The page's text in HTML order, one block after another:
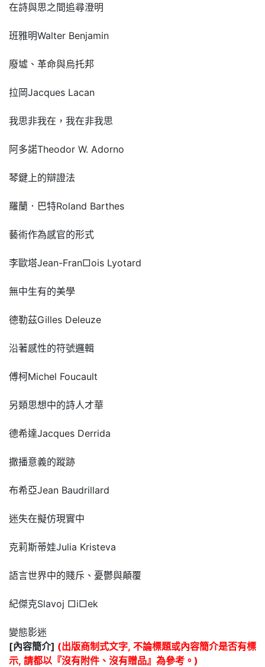
在詩與思之間追尋澄明
班雅明Walter Benjamin
廢墟、革命與烏托邦
拉岡Jacques Lacan
我思非我在，我在非我思
阿多諾Theodor W. Adorno
琴鍵上的辯證法
羅蘭．巴特Roland Barthes
藝術作為感官的形式
李歐塔Jean-Fran□ois Lyotard
無中生有的美學
德勒茲Gilles Deleuze
沿著感性的符號邏輯
傅柯Michel Foucault
另類思想中的詩人才華
德希達Jacques Derrida
撒播意義的蹤跡
布希亞Jean Baudrillard
迷失在擬仿現實中
克莉斯蒂娃Julia Kristeva
語言世界中的賤斥、憂鬱與顛覆
紀傑克Slavoj □i□ek
變態影迷
[內容簡介] (出版商制式文字, 不論標題或內容簡介是否有標
示, 請都以『沒有附件、沒有贈品』為參考。)